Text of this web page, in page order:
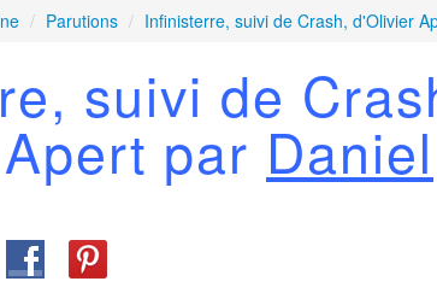
/ Parutions / Infinisterre, suivi de Crash, d'Olivier
suivi de
par Daniel